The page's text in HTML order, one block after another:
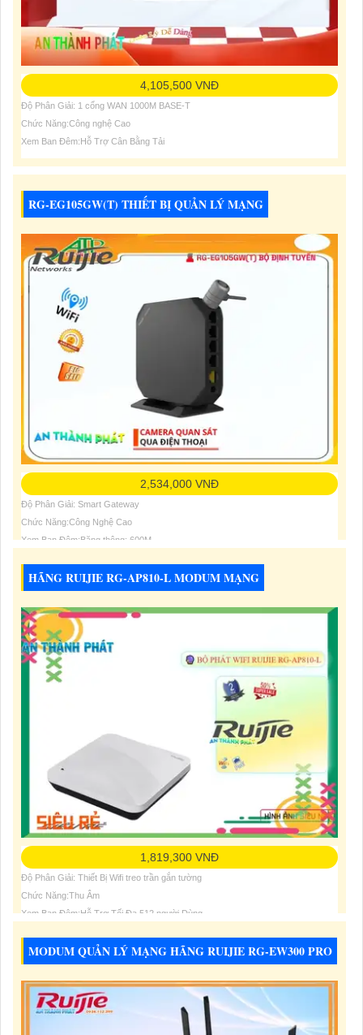
4,105,500 VNĐ
Độ Phân Giải: 1 cổng WAN 1000M BASE-T
Chức Năng:Công nghệ Cao
Xem Ban Đêm:Hỗ Trợ Cân Bằng Tải
RG-EG105GW(T) THIẾT BỊ QUẢN LÝ MẠNG
2,534,000 VNĐ
Độ Phân Giải: Smart Gateway
Chức Năng:Công Nghệ Cao
Xem Ban Đêm:Băng thông: 600M
HÃNG RUIJIE RG-AP810-L MODUM MẠNG
1,819,300 VNĐ
Độ Phân Giải: Thiết Bị Wifi treo trần gắn tường
Chức Năng:Thu Âm
Xem Ban Đêm:Hỗ Trợ Tối Đa 512 người Dùng
MODUM QUẢN LÝ MẠNG HÃNG RUIJIE RG-EW300 PRO